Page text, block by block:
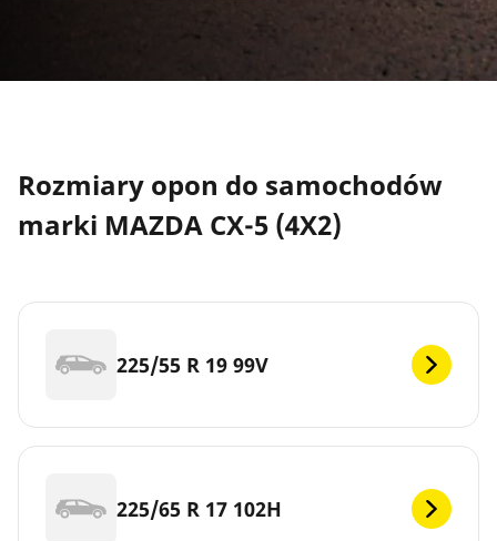
Rozmiary opon do samochodów
marki MAZDA CX-5 (4X2)
225/55 R 19 99V
225/65 R 17 102H